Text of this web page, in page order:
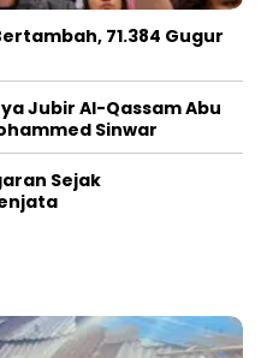
71.384 Gugur
Jubir Al-Qassam Abu
Sinwar
Sejak